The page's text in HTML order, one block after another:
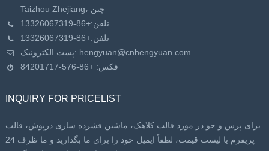
Taizhou Zhejiang، چین
تلفن:+86-13326067319
تلفن:+86-13326067319
پست الکترونیک: hengyuan@cnhengyuan.com
فکس: +86-576-84201717
INQUIRY FOR PRICELIST
برای پرس و جو در مورد قالب کلاهک، ماشین فشرده سازی درپوش، قالب
پریفرم یا لیست قیمت، لطفاً ایمیل خود را برای ما بگذارید و ما ظرف 24